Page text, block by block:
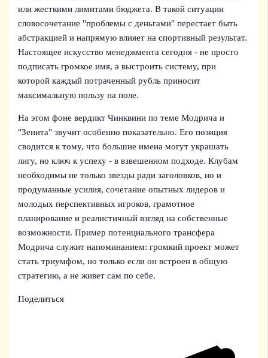
или жесткими лимитами бюджета. В такой ситуации
словосочетание "проблемы с деньгами" перестает быть
абстракцией и напрямую влияет на спортивный результат.
Настоящее искусство менеджмента сегодня - не просто
подписать громкое имя, а выстроить систему, при
которой каждый потраченный рубль приносит
максимальную пользу на поле.
На этом фоне вердикт Чинквини по теме Модрича и
"Зенита" звучит особенно показательно. Его позиция
сводится к тому, что большие имена могут украшать
лигу, но ключ к успеху - в взвешенном подходе. Клубам
необходимы не только звезды ради заголовков, но и
продуманные усилия, сочетание опытных лидеров и
молодых перспективных игроков, грамотное
планирование и реалистичный взгляд на собственные
возможности. Пример потенциального трансфера
Модрича служит напоминанием: громкий проект может
стать триумфом, но только если он встроен в общую
стратегию, а не живет сам по себе.
Поделиться